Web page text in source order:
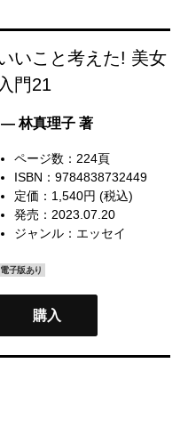
いこと考えた! 美女
入門21
— 林真理子 著
ページ数：224頁
ISBN：9784838732449
定価：1,540円 (税込)
発売：2023.07.20
ジャンル： エッセイ
電子版あり
購入